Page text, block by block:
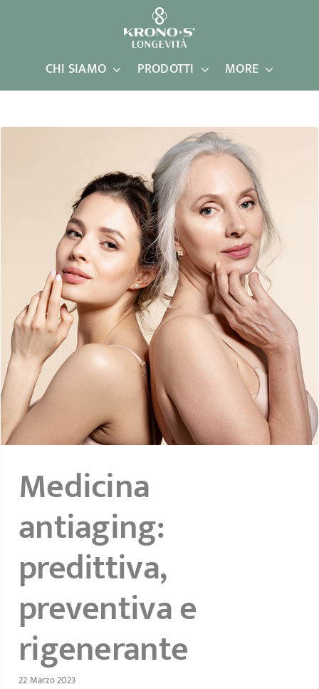
CHI SIAMO PRODOTTI MORE
Medicina
antiaging:
predittiva,
preventiva e
rigenerante
22 Marzo 2023